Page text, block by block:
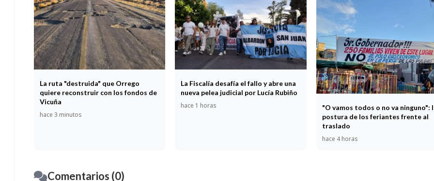
La ruta "destruida" que Orrego
quiere reconstruir con los fondos de
Vicuña
hace 3 minutos
La Fiscalía desafía el fallo y abre una
nueva pelea judicial por Lucía Rubiño
hace 1 horas
"O vamos todos o no va ninguno":
postura de los feriantes frente al
traslado
hace 4 horas
Comentarios (0)